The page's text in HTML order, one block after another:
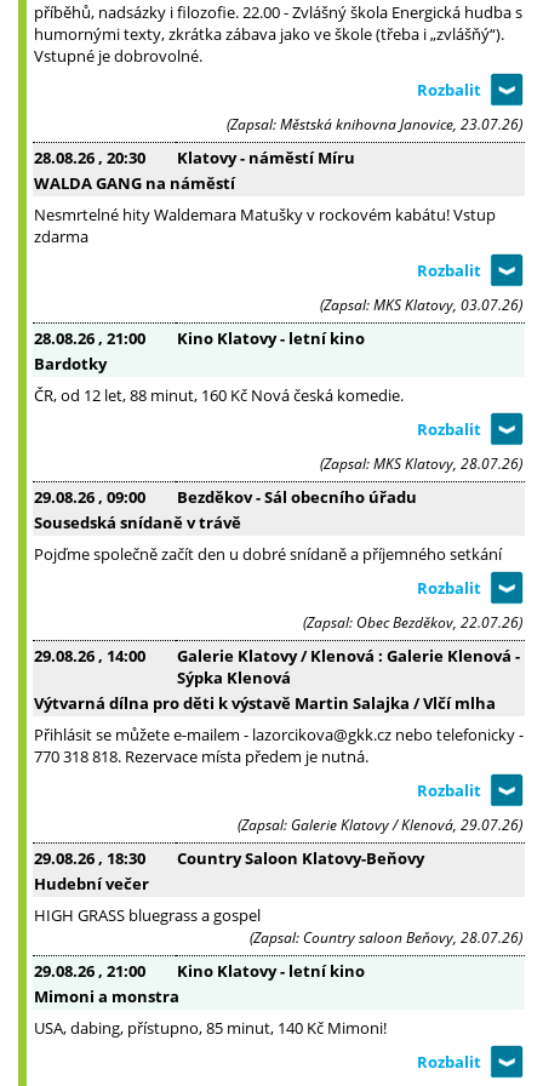
příběhů, nadsázky i filozofie. 22.00 - Zvlášný škola Energická hudba s
humornými texty, zkrátka zábava jako ve škole (třeba i „zvlášňý“).
Vstupné je dobrovolné.
(Zapsal: Městská knihovna Janovice, 23.07.26)
28.08.26 , 20:30
Klatovy - náměstí Míru
WALDA GANG na náměstí
Nesmrtelné hity Waldemara Matušky v rockovém kabátu! Vstup
zdarma
(Zapsal: MKS Klatovy, 03.07.26)
28.08.26 , 21:00
Kino Klatovy - letní kino
Bardotky
ČR, od 12 let, 88 minut, 160 Kč Nová česká komedie.
(Zapsal: MKS Klatovy, 28.07.26)
29.08.26 , 09:00
Bezděkov - Sál obecního úřadu
Sousedská snídaně v trávě
Pojďme společně začít den u dobré snídaně a příjemného setkání
(Zapsal: Obec Bezděkov, 22.07.26)
29.08.26 , 14:00
Galerie Klatovy / Klenová : Galerie Klenová -
Sýpka Klenová
Výtvarná dílna pro děti k výstavě Martin Salajka / Vlčí mlha
Přihlásit se můžete e-mailem - lazorcikova@gkk.cz nebo telefonicky -
770 318 818. Rezervace místa předem je nutná.
(Zapsal: Galerie Klatovy / Klenová, 29.07.26)
29.08.26 , 18:30
Country Saloon Klatovy-Beňovy
Hudební večer
HIGH GRASS bluegrass a gospel
(Zapsal: Country saloon Beňovy, 28.07.26)
29.08.26 , 21:00
Kino Klatovy - letní kino
Mimoni a monstra
USA, dabing, přístupno, 85 minut, 140 Kč Mimoni!